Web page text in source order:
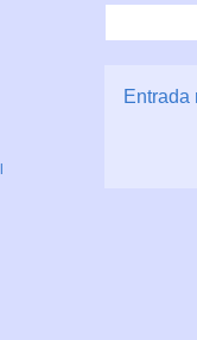
Entrada